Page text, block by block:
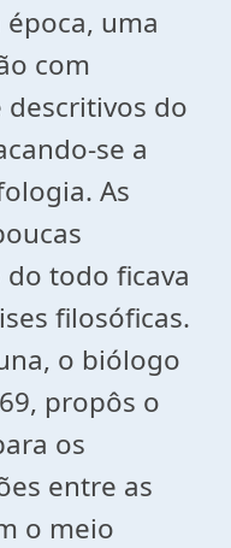
uma
com
do
se a
As
todo ficava
filosóficas.
o biólogo
propôs o
os
entre as
o meio